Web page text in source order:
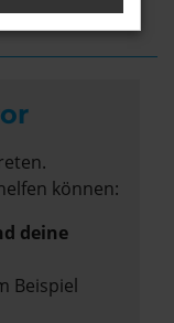
können:
deine
Beispiel